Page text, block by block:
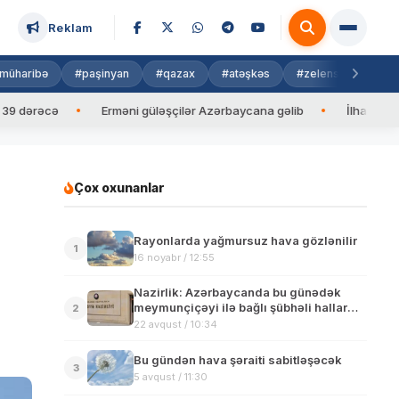
Reklam
#paşinyan #qazax #atəşkəs #zelenski
güləşçilər Azərbaycana gəlib İlham Əliyev Maldiv prezidentini
Çox oxunanlar
1
Rayonlarda yağmursuz hava gözlənilir
16 noyabr / 12:55
2
Nazirlik: Azərbaycanda bu günədək
meymunçiçəyi ilə bağlı şübhəli hallar
qeydə alınmayıb
22 avqust / 10:34
3
Bu gündən hava şəraiti sabitləşəcək
5 avqust / 11:30